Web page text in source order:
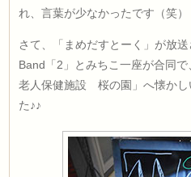
れ、言葉が少なかったです（笑）
さて、「まめだすとーく」が放
Band「2」とみちこ一座が合同
老人保健施設 桜の園」へ懐かし
た♪♪